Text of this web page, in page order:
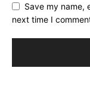
Save my name,
next time I